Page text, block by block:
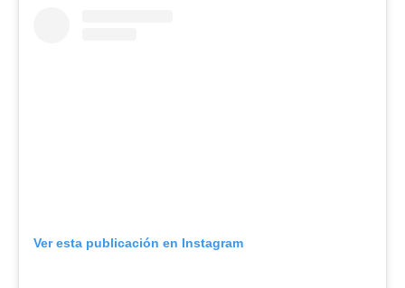
Ver esta publicación en Instagram